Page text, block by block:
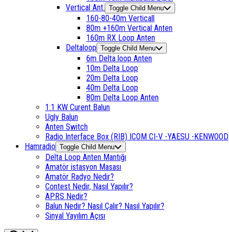
Vertical Ant. Toggle Child Menu
160-80-40m Verticall
80m +160m Vertical Anten
160m RX Loop Anten
Deltaloop Toggle Child Menu
6m Delta loop Anten
10m Delta Loop
20m Delta Loop
40m Delta Loop
80m Delta Loop Anten
1:1 KW Curent Balun
Ugly Balun
Anten Switch
Radio Interface Box (RIB) ICOM CI-V -YAESU -KENWOOD
Hamradio Toggle Child Menu
Delta Loop Anten Mantığı
Amatör istasyon Masası
Amatör Radyo Nedir?
Contest Nedir, Nasıl Yapılır?
APRS Nedir?
Balun Nedir? Nasıl Çalır? Nasıl Yapılır?
Sinyal Yayılım Açısı